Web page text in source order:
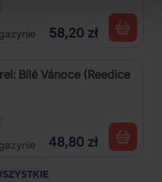
58,20 zł
Bílé Vánoce (Reedice
48,80 zł